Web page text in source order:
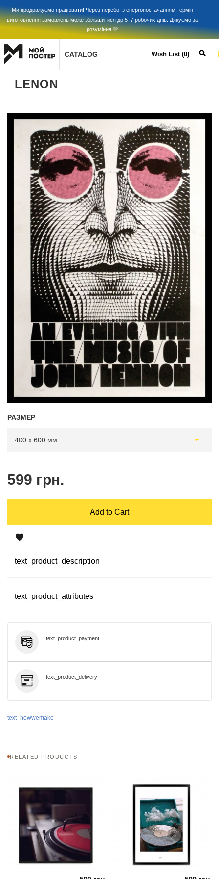
Ми продовжуємо працювати! Через перебої з енергопостачанням термін
виготовлення замовлень може збільшитися до 5–7 робочих днів. Дякуємо за
розуміння 💛
CATALOG Wish List (0)
LENON
РАЗМЕР
599 грн.
Add to Cart
text_product_description
text_product_attributes
text_product_payment
text_product_delivery
text_howwemake
RELATED PRODUCTS